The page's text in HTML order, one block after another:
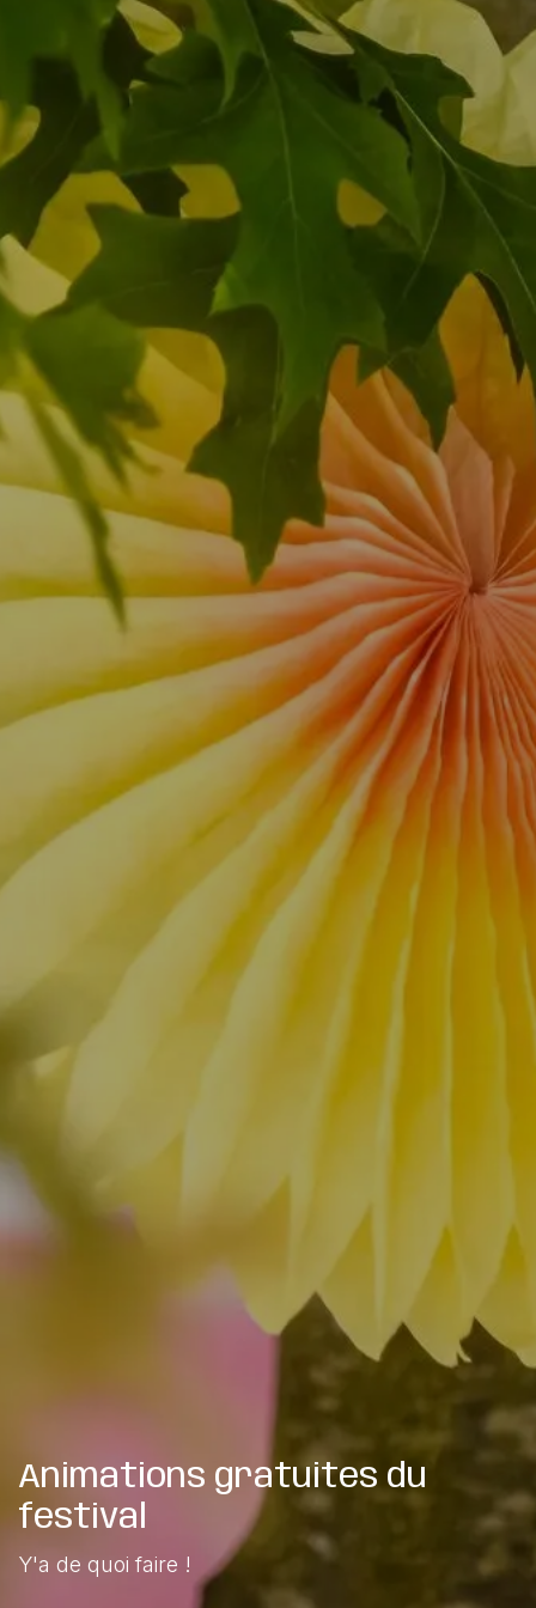
Animations gratuites du
festival
Y'a de quoi faire !